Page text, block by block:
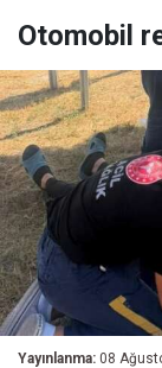
Otomobil
Yayınlanma: 08